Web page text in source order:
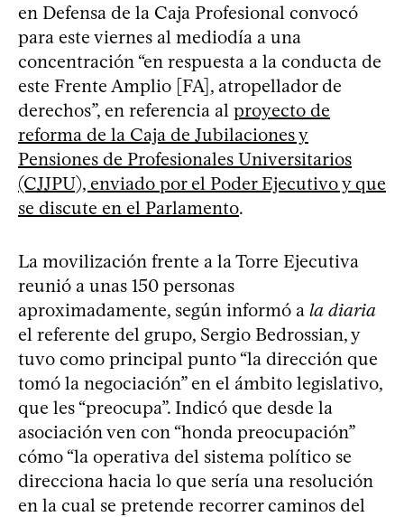
en Defensa de la Caja Profesional convocó
para este viernes al mediodía a una
concentración “en respuesta a la conducta de
este Frente Amplio [FA], atropellador de
derechos”, en referencia al proyecto de
reforma de la Caja de Jubilaciones y
Pensiones de Profesionales Universitarios
(CJJPU), enviado por el Poder Ejecutivo y que
se discute en el Parlamento.
La movilización frente a la Torre Ejecutiva
reunió a unas 150 personas
aproximadamente, según informó a la diaria
el referente del grupo, Sergio Bedrossian, y
tuvo como principal punto “la dirección que
tomó la negociación” en el ámbito legislativo,
que les “preocupa”. Indicó que desde la
asociación ven con “honda preocupación”
cómo “la operativa del sistema político se
direcciona hacia lo que sería una resolución
en la cual se pretende recorrer caminos del